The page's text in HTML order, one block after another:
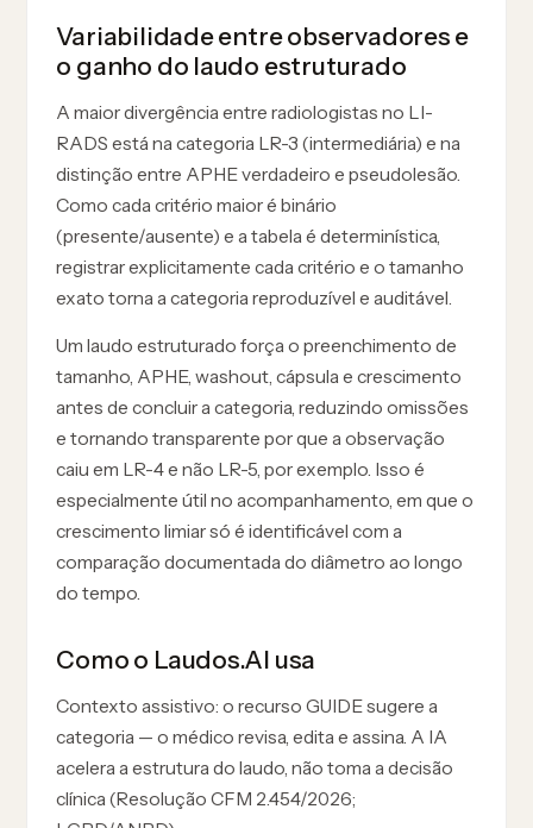
Variabilidade entre observadores e
o ganho do laudo estruturado
A maior divergência entre radiologistas no LI-
RADS está na categoria LR-3 (intermediária) e na
distinção entre APHE verdadeiro e pseudolesão.
Como cada critério maior é binário
(presente/ausente) e a tabela é determinística,
registrar explicitamente cada critério e o tamanho
exato torna a categoria reproduzível e auditável.
Um laudo estruturado força o preenchimento de
tamanho, APHE, washout, cápsula e crescimento
antes de concluir a categoria, reduzindo omissões
e tornando transparente por que a observação
caiu em LR-4 e não LR-5, por exemplo. Isso é
especialmente útil no acompanhamento, em que o
crescimento limiar só é identificável com a
comparação documentada do diâmetro ao longo
do tempo.
Como o Laudos.AI usa
Contexto assistivo: o recurso GUIDE sugere a
categoria — o médico revisa, edita e assina. A IA
acelera a estrutura do laudo, não toma a decisão
clínica (Resolução CFM 2.454/2026;